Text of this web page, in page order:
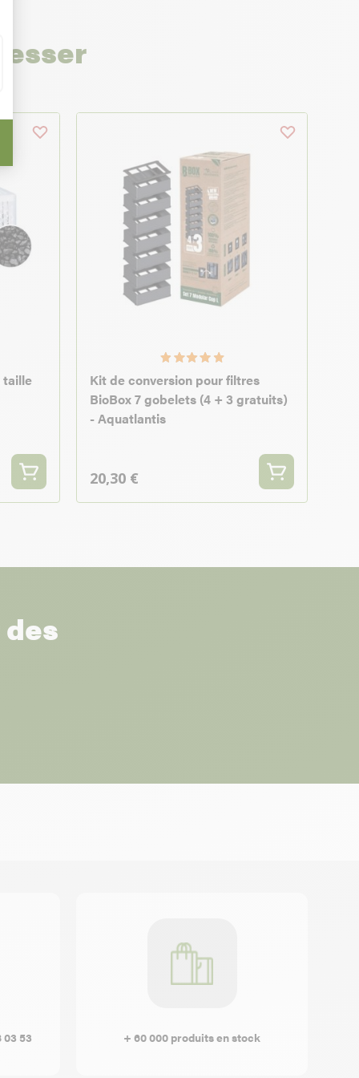
taille
Kit de conversion pour filtres
BioBox 7 gobelets (4 + 3 gratuits)
- Aquatlantis
20,30 €
03 53 + 60 000 produits en stock